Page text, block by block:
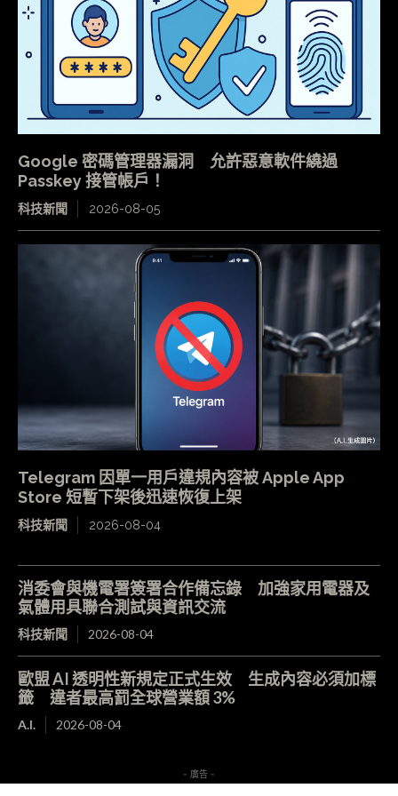
Google 密碼管理器漏洞 允許惡意軟件繞過
Passkey 接管帳戶！
科技新聞 2026-08-05
Telegram 因單一用戶違規內容被 Apple App
Store 短暫下架後迅速恢復上架
科技新聞 2026-08-04
消委會與機電署簽署合作備忘錄 加強家用電器及
氣體用具聯合測試與資訊交流
科技新聞 2026-08-04
歐盟 AI 透明性新規定正式生效 生成內容必須加標
籤 違者最高罰全球營業額 3%
A.I. 2026-08-04
- 廣告 -